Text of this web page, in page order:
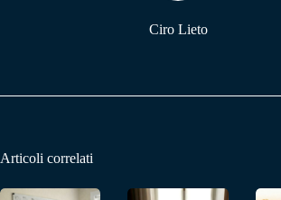
Ciro Lieto
Articoli correlati